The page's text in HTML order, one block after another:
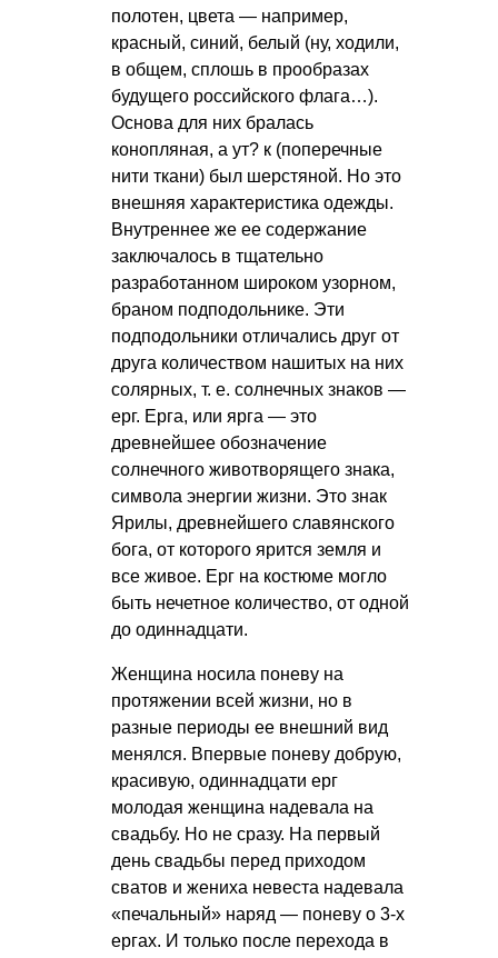
полотен, цвета — например,
красный, синий, белый (ну, ходили,
в общем, сплошь в прообразах
будущего российского флага…).
Основа для них бралась
конопляная, а ут? к (поперечные
нити ткани) был шерстяной. Но это
внешняя характеристика одежды.
Внутреннее же ее содержание
заключалось в тщательно
разработанном широком узорном,
браном подподольнике. Эти
подподольники отличались друг от
друга количеством нашитых на них
солярных, т. е. солнечных знаков —
ерг. Ерга, или ярга — это
древнейшее обозначение
солнечного животворящего знака,
символа энергии жизни. Это знак
Ярилы, древнейшего славянского
бога, от которого ярится земля и
все живое. Ерг на костюме могло
быть нечетное количество, от одной
до одиннадцати.
Женщина носила поневу на
протяжении всей жизни, но в
разные периоды ее внешний вид
менялся. Впервые поневу добрую,
красивую, одиннадцати ерг
молодая женщина надевала на
свадьбу. Но не сразу. На первый
день свадьбы перед приходом
сватов и жениха невеста надевала
«печальный» наряд — поневу о 3-х
ергах. И только после перехода в